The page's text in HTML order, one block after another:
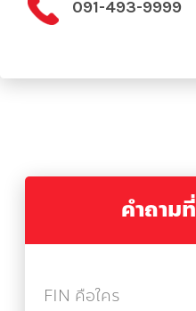
091-493-9999
คำถาม
FIN คือใคร